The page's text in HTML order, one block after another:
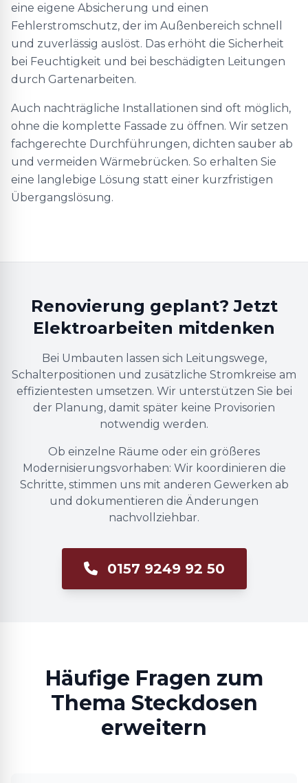
eine eigene Absicherung und einen
Fehlerstromschutz, der im Außenbereich schnell
und zuverlässig auslöst. Das erhöht die Sicherheit
bei Feuchtigkeit und bei beschädigten Leitungen
durch Gartenarbeiten.
Auch nachträgliche Installationen sind oft möglich,
ohne die komplette Fassade zu öffnen. Wir setzen
fachgerechte Durchführungen, dichten sauber ab
und vermeiden Wärmebrücken. So erhalten Sie
eine langlebige Lösung statt einer kurzfristigen
Übergangslösung.
Renovierung geplant? Jetzt
Elektroarbeiten mitdenken
Bei Umbauten lassen sich Leitungswege,
Schalterpositionen und zusätzliche Stromkreise am
effizientesten umsetzen. Wir unterstützen Sie bei
der Planung, damit später keine Provisorien
notwendig werden.
Ob einzelne Räume oder ein größeres
Modernisierungsvorhaben: Wir koordinieren die
Schritte, stimmen uns mit anderen Gewerken ab
und dokumentieren die Änderungen
nachvollziehbar.
0157 9249 92 50
Häufige Fragen zum
Thema Steckdosen
erweitern